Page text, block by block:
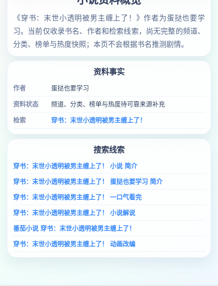
《穿书：末世小透明被男主缠上了！》作者为蛋挞也要学
习。当前仅收录书名、作者和检索线索，尚无完整的频道、
分类、榜单与热度快照；本页不会根据书名推测剧情。
资料事实
作者 蛋挞也要学习
资料状态 频道、分类、榜单与热度待可靠来源补充
检索 穿书：末世小透明被男主缠上了！
搜索线索
穿书：末世小透明被男主缠上了！ 小说 简介
穿书：末世小透明被男主缠上了！ 蛋挞也要学习 简介
穿书：末世小透明被男主缠上了！ 一口气看完
穿书：末世小透明被男主缠上了！ 小说解说
番茄小说 穿书：末世小透明被男主缠上了！
穿书：末世小透明被男主缠上了！ 动画改编